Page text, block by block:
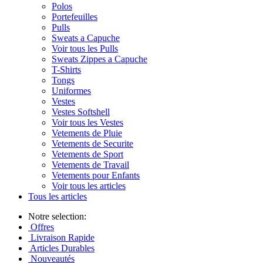
Polos
Portefeuilles
Pulls
Sweats a Capuche
Voir tous les Pulls
Sweats Zippes a Capuche
T-Shirts
Tongs
Uniformes
Vestes
Vestes Softshell
Voir tous les Vestes
Vetements de Pluie
Vetements de Securite
Vetements de Sport
Vetements de Travail
Vetements pour Enfants
Voir tous les articles
Tous les articles
Notre selection:
Offres
Livraison Rapide
Articles Durables
Nouveautés